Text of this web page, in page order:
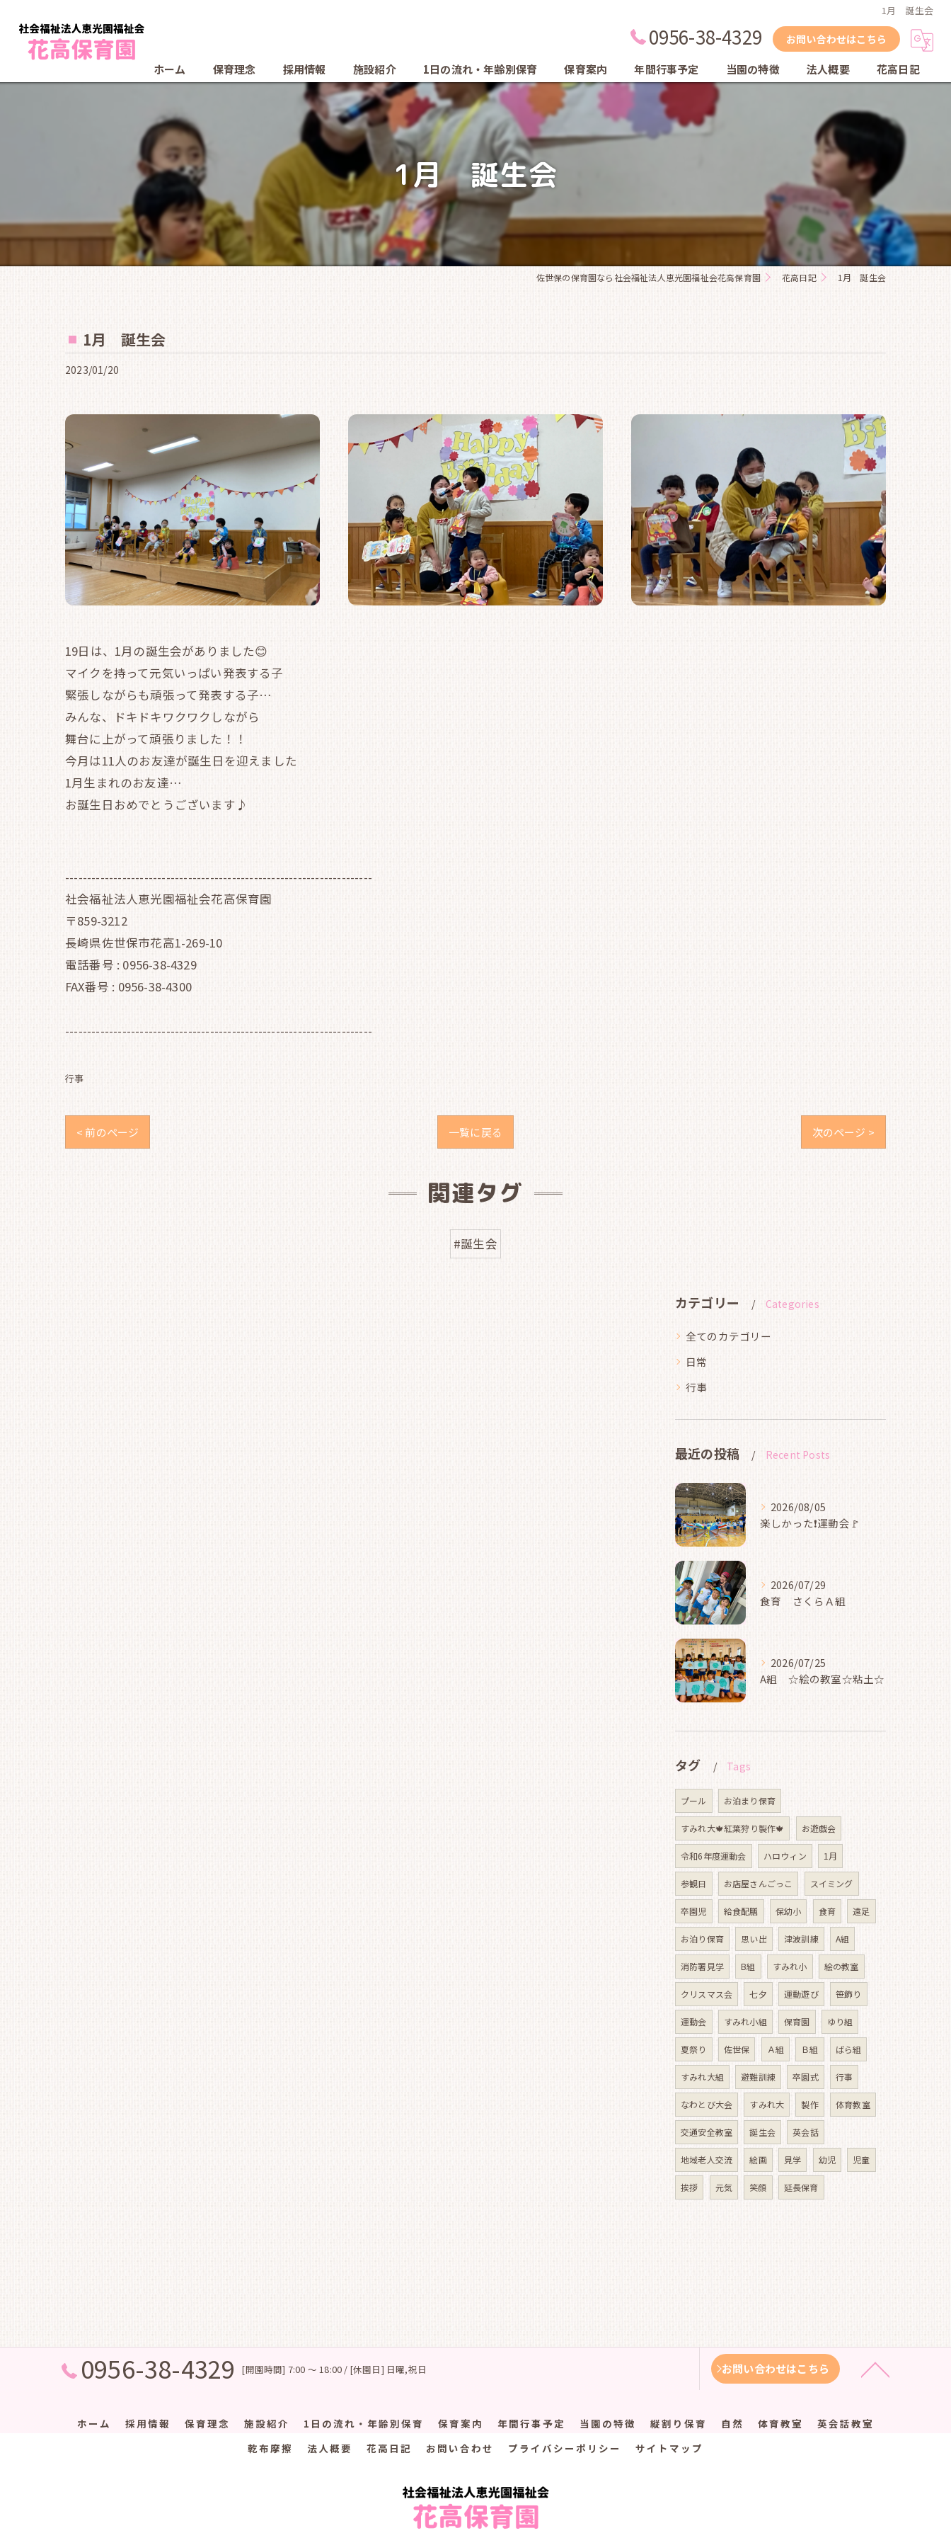
1月 誕生会
0956-38-4329 お問い合わせはこちら
ホーム 保育理念 採用情報 施設紹介 1日の流れ・年齢別保育 保育案内 年間行事予定 当園の特徴
体育教室
英会話教室
乾布摩擦
法人概要 花高日記
1月 誕生会
佐世保の保育園なら社会福祉法人恵光園福祉会花高保育園 花高日記 1月 誕生会
1月 誕生会
2023/01/20
19日は、1月の誕生会がありました😊
マイクを持って元気いっぱい発表する子
緊張しながらも頑張って発表する子…
みんな、ドキドキワクワクしながら
舞台に上がって頑張りました！！
今月は11人のお友達が誕生日を迎えました
1月生まれのお友達…
お誕生日おめでとうございます♪
----------------------------------------------------------------------
社会福祉法人恵光園福祉会花高保育園
〒859-3212
長崎県佐世保市花高1-269-10
電話番号 : 0956-38-4329
FAX番号 : 0956-38-4300
----------------------------------------------------------------------
行事
< 前のページ 一覧に戻る 次のページ >
関連タグ
#誕生会
カテゴリー Categories
全てのカテゴリー
日常
行事
最近の投稿 Recent Posts
2026/08/05
楽しかった❗運動会🚩
2026/07/29
食育 さくらＡ組
2026/07/25
A組 ☆絵の教室☆粘土☆
タグ Tags
プール お泊まり保育
すみれ大🍁紅葉狩り製作🍁 お遊戯会
令和6年度運動会 ハロウィン 1月
参観日 お店屋さんごっこ スイミング
卒園児 給食配膳 保幼小 食育 遠足
お泊り保育 思い出 津波訓練 A組
消防署見学 B組 すみれ小 絵の教室
クリスマス会 七夕 運動遊び 笹飾り
運動会 すみれ小組 保育園 ゆり組
夏祭り 佐世保 Ａ組 Ｂ組 ばら組
すみれ大組 避難訓練 卒園式 行事
なわとび大会 すみれ大 製作 体育教室
交通安全教室 誕生会 英会話
地域老人交流 絵画 見学 幼児 児童
挨拶 元気 笑顔 延長保育
0956-38-4329 [開園時間] 7:00 ～ 18:00 / [休園日] 日曜,祝日 お問い合わせはこちら
ホーム 採用情報 保育理念 施設紹介 1日の流れ・年齢別保育 保育案内 年間行事予定 当園の特徴 縦割り保育 自然 体育教室
英会話教室
乾布摩擦
法人概要 花高日記 お問い合わせ プライバシーポリシー サイトマップ